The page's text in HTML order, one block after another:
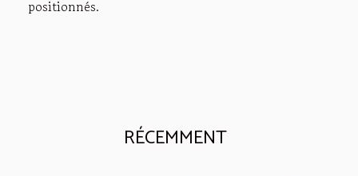
positionnés.
RÉCEMMENT